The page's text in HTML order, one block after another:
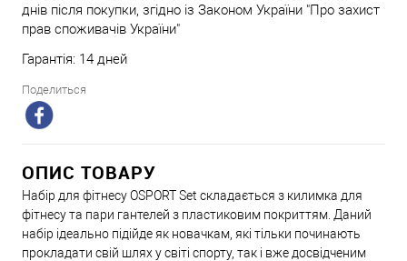
днів після покупки, згідно із Законом України "Про захист
прав споживачів України"
Гарантія: 14 дней
Поделиться
ОПИС ТОВАРУ
Набір для фітнесу OSPORT Set складається з килимка для
фітнесу та пари гантелей з пластиковим покриттям. Даний
набір ідеально підійде як новачкам, які тільки починають
прокладати свій шлях у світі спорту, так і вже досвідченим